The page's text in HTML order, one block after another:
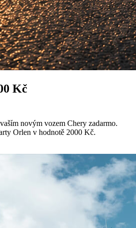
Kč
novým vozem Chery zadarmo.
Orlen v hodnotě 2000 Kč.